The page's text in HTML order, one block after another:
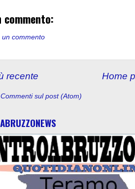
commento:
un commento
recente Home
Commenti sul post (Atom)